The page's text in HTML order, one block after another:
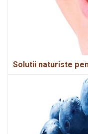
Solutii naturiste